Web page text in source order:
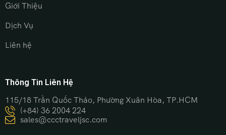
Giới Thiệu
Dịch Vụ
Liên hệ
Thông Tin Liên Hệ
115/18 Trần Quốc Thảo, Phường Xuân Hòa, TP.HCM
(+84) 36 2004 224
sales@ccctraveljsc.com